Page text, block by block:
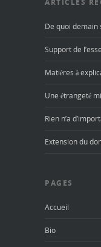
ARTICLES
De quoi demain
Support de
Matières à
Une étrangeté
Rien n’a
Extension du
PAGES
Accueil
Bio